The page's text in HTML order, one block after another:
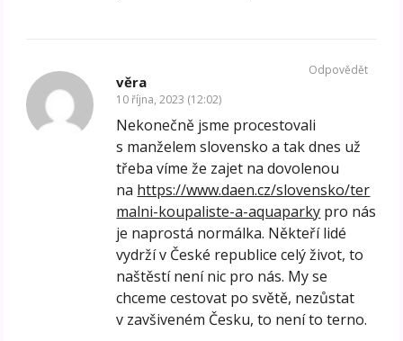
věra
10 října, 2023 (12:02)
Nekonečně jsme procestovali
s manželem slovensko a tak dnes už
třeba víme že zajet na dovolenou
na https://www.daen.cz/slovensko/ter
malni-koupaliste-a-aquaparky pro nás
je naprostá normálka. Někteří lidé
vydrží v České republice celý život, to
naštěstí není nic pro nás. My se
chceme cestovat po světě, nezůstat
v zavšiveném Česku, to není to terno.
Odpovědět